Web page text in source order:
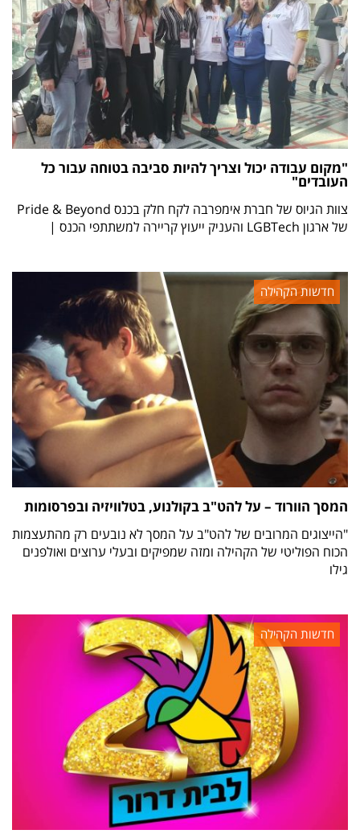
"מקום עבודה יכול וצריך להיות סביבה בטוחה עבור כל
העובדים"
צוות הגיוס של חברת אימפרבה לקח חלק בכנס Pride & Beyond
של ארגון LGBTech והעניק ייעוץ קריירה למשתתפי הכנס |
חדשות הקהילה
המסך הוורוד – על להט"ב בקולנוע, בטלוויזיה ובפרסומות
"הייצוגים המרובים של להט"ב על המסך לא נובעים רק מהתעצמות
הכוח הפוליטי של הקהילה ומזה שמפיקים ובעלי ערוצים ואולפנים
גילו
חדשות הקהילה